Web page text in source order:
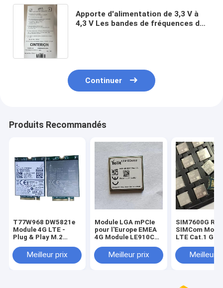
Apporte d'alimentation de 3,3 V à
4,3 V Les bandes de fréquences du
Continuer
Produits Recommandés
T77W968 DW5821e
Module 4G LTE -
Plug & Play M.2
DW5821e (T77W968)
Qualcomm X20 LTE
Meilleur prix
Module LGA mPCIe
pour l'Europe EMEA
4G Module LE910C1-
positionnement
GNSS
Meilleur prix
SIM7600G R2
SIMCom
LTE Cat.1
Montante
Optionnel
Meilleur